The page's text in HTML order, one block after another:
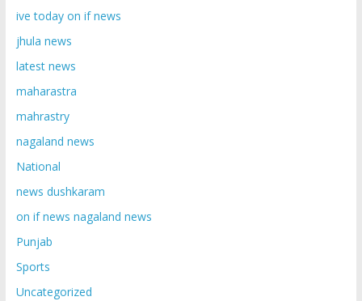
ive today on if news
jhula news
latest news
maharastra
mahrastry
nagaland news
National
news dushkaram
on if news nagaland news
Punjab
Sports
Uncategorized